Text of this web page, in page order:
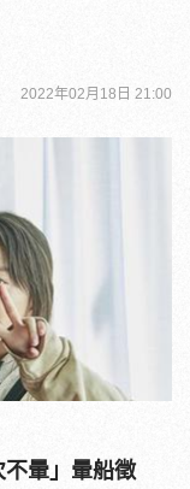
2022年02月18日 21:00
暈」暈船徵